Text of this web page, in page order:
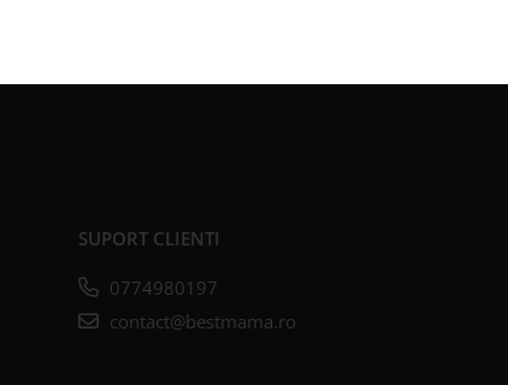
SUPORT CLIENTI
0774980197
contact@bestmama.ro